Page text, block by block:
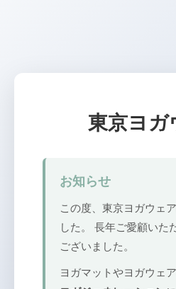
東京ヨガ
お知らせ
この度、東京ヨガウェ
した。 長年ご愛顧いた
ございました。
ヨガマットやヨガウェ